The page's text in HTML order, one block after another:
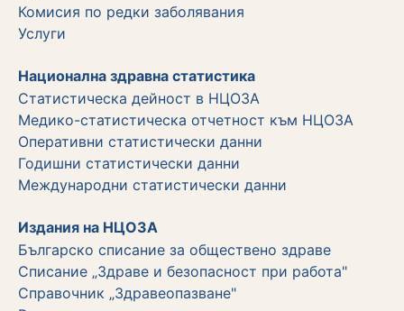
Комисия по редки заболявания
Услуги
Национална здравна статистика
Статистическа дейност в НЦОЗА
Медико-статистическа отчетност към НЦОЗА
Оперативни статистически данни
Годишни статистически данни
Международни статистически данни
Издания на НЦОЗА
Българско списание за обществено здраве
Списание „Здраве и безопасност при работа"
Справочник „Здравеопазване"